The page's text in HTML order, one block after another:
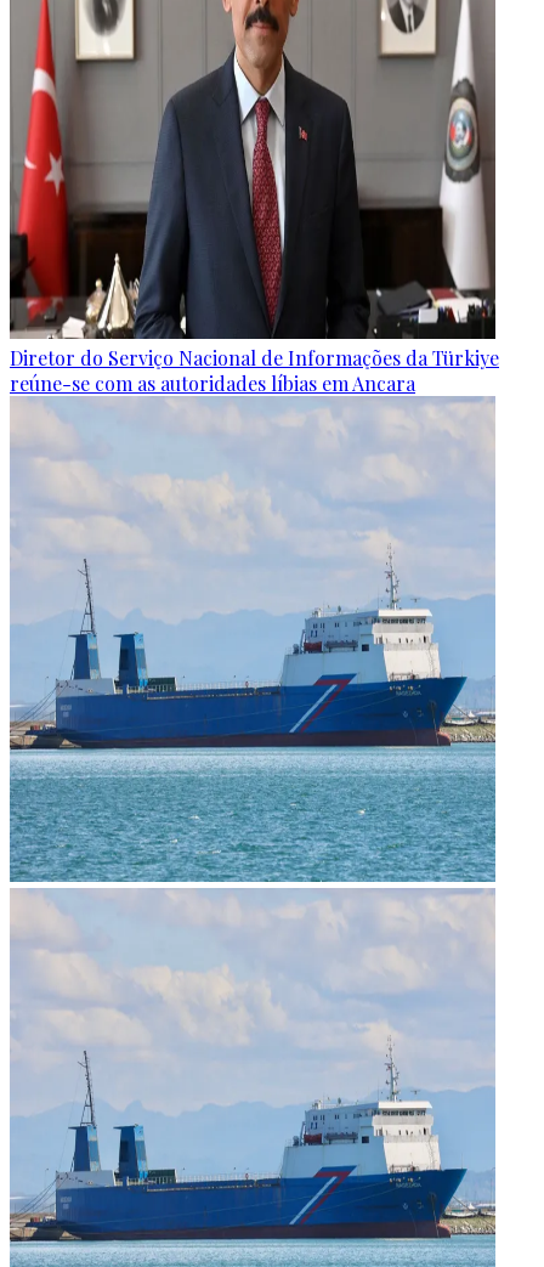
Diretor do Serviço Nacional de Informações da Türkiye
reúne-se com as autoridades líbias em Ancara